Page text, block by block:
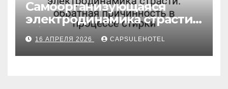
Самоорганизующаяся
электродинамика страсти:
обратная причинность в
процессе стирки
16 АПРЕЛЯ 2026 CAPSULEHOTEL